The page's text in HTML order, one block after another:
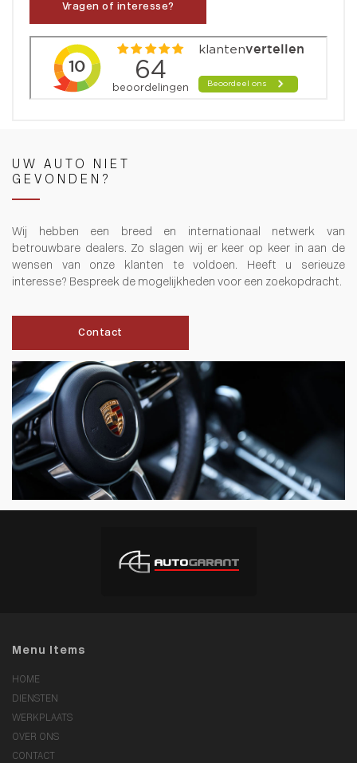
Vragen of interesse?
UW AUTO NIET
GEVONDEN?
Wij hebben een breed en internationaal netwerk van
betrouwbare dealers. Zo slagen wij er keer op keer in aan de
wensen van onze klanten te voldoen. Heeft u serieuze
interesse? Bespreek de mogelijkheden voor een zoekopdracht.
Contact
Menu Items
HOME
DIENSTEN
WERKPLAATS
OVER ONS
CONTACT